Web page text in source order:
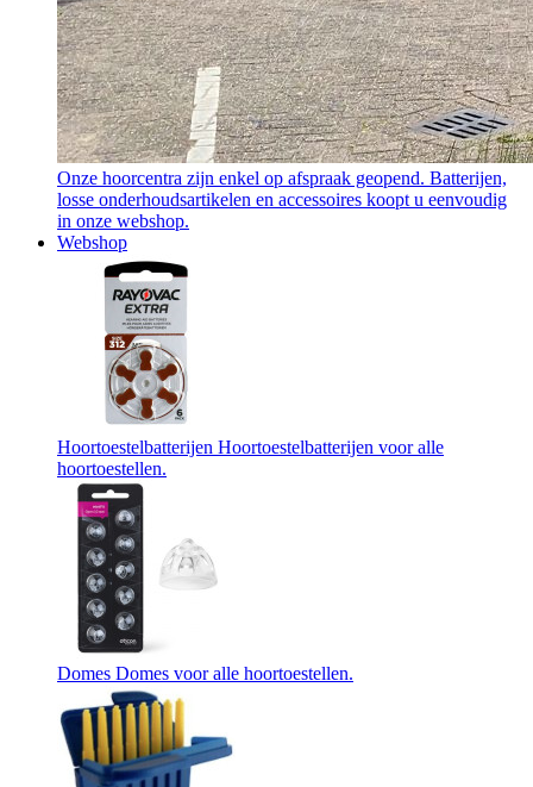
Onze hoorcentra zijn enkel op afspraak geopend. Batterijen,
losse onderhoudsartikelen en accessoires koopt u eenvoudig
in onze webshop.
Webshop
Hoortoestelbatterijen Hoortoestelbatterijen voor alle
hoortoestellen.
Domes Domes voor alle hoortoestellen.